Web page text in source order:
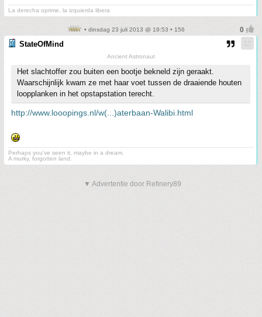
La derecha oprime, la izquierda libera
• dinsdag 23 juli 2013 @ 19:53 • 156
StateOfMind
Ancient Astronaut
Het slachtoffer zou buiten een bootje bekneld zijn geraakt.
Waarschijnlijk kwam ze met haar voet tussen de draaiende houten
loopplanken in het opstapstation terecht.
http://www.looopings.nl/w(...)aterbaan-Walibi.html
Perhaps you've seen it, maybe in a dream.
A murky, forgotten land.
▼ Advertentie door Refinery89